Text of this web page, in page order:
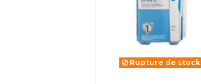
Rupture de stock